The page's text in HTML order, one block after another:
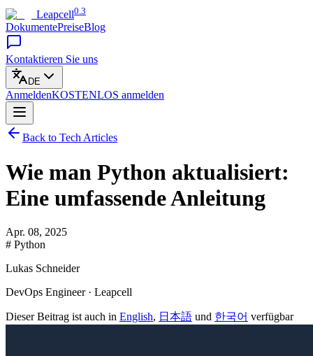
Leapcell0.3
DokumentePreiseBlog
Kontaktieren Sie uns
DE
AnmeldenKOSTENLOS anmelden
Back to Tech Articles
Wie man Python aktualisiert:
Eine umfassende Anleitung
Apr. 08, 2025
# Python
Lukas Schneider
DevOps Engineer · Leapcell
Dieser Beitrag ist auch in English, 日本語 und 한국어 verfügbar